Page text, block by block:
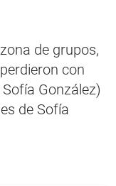
de grupos,
con
González)
de Sofía